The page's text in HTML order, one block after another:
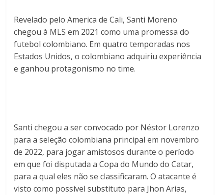
Revelado pelo America de Cali, Santi Moreno
chegou à MLS em 2021 como uma promessa do
futebol colombiano. Em quatro temporadas nos
Estados Unidos, o colombiano adquiriu experiência
e ganhou protagonismo no time.
Santi chegou a ser convocado por Néstor Lorenzo
para a seleção colombiana principal em novembro
de 2022, para jogar amistosos durante o período
em que foi disputada a Copa do Mundo do Catar,
para a qual eles não se classificaram. O atacante é
visto como possível substituto para Jhon Arias,